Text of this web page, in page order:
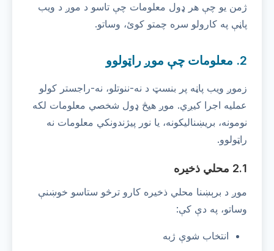
ژمن یو چې هر ډول معلومات چې تاسو د موږ د ویب
پاڼې په کارولو سره چمتو کوئ، وساتو.
2. معلومات چې موږ راټولوو
زموږ ویب پاڼه پر بنسټ د نه-ننوتلو، نه-راجستر کولو
عملیه اجرا کیږي. موږ هیڅ ډول شخصي معلومات لکه
نومونه، بریښنالیکونه، یا نور پیژندونکي معلومات نه
راټولوو.
2.1 محلي ذخیره
موږ د برېښنا محلي ذخیره کارو ترڅو ستاسو خوښنې
وساتو، په دې کې:
انتخاب شوې ژبه